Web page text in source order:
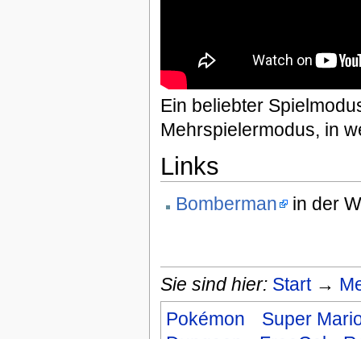
Ein beliebter
Mehrspielermodus, in
Links
Bomberman in der
Sie sind hier: Start→
Pokémon
Super